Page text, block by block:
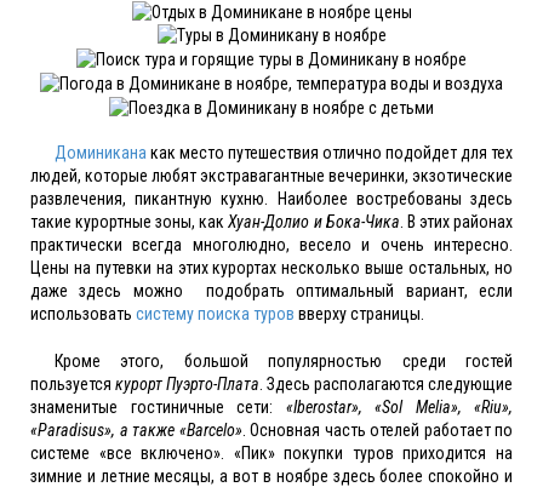
Доминикана как место путешествия отлично подойдет для тех
людей, которые любят экстравагантные вечеринки, экзотические
развлечения, пикантную кухню. Наиболее востребованы здесь
такие курортные зоны, какХуан-Долио и Бока-Чика . В этих районах
практически всегда многолюдно, весело и очень интересно.
Цены на путевки на этих курортах несколько выше остальных, но
даже здесь можно подобрать оптимальный вариант, если
использовать систему поиска туров вверху страницы.
Кроме этого, большой популярностью среди гостей
пользуется курорт Пуэрто-Плата . Здесь располагаются следующие
знаменитые гостиничные сети: «Iberostar», «Sol Melia», «Riu»,
«Paradisus», а также «Barcelo» . Основная часть отелей работает по
системе «все включено». «Пик» покупки туров приходится на
зимние и летние месяцы, а вот в ноябре здесь более спокойно и